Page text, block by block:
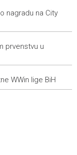
31 ekipa
HVO-a odali
(nedjelja)
nagradu na City
prvenstvu u
WWin lige BiH